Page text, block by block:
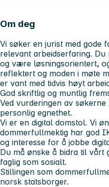
Om deg
Vi søker en jurist med gode
relevant arbeidserfaring. Du
og være løsningsorientert,
reflektert og moden i møte
er vant med tidvis høyt
God skriftlig og muntlig
Ved vurderingen av
personlig egnethet.
Vi er en digital domstol. Vi
dommerfullmektig har god
og interesse for å jobbe
Du må ønske å bidra til vårt
faglig som sosialt.
Stillingen som
norsk statsborger.